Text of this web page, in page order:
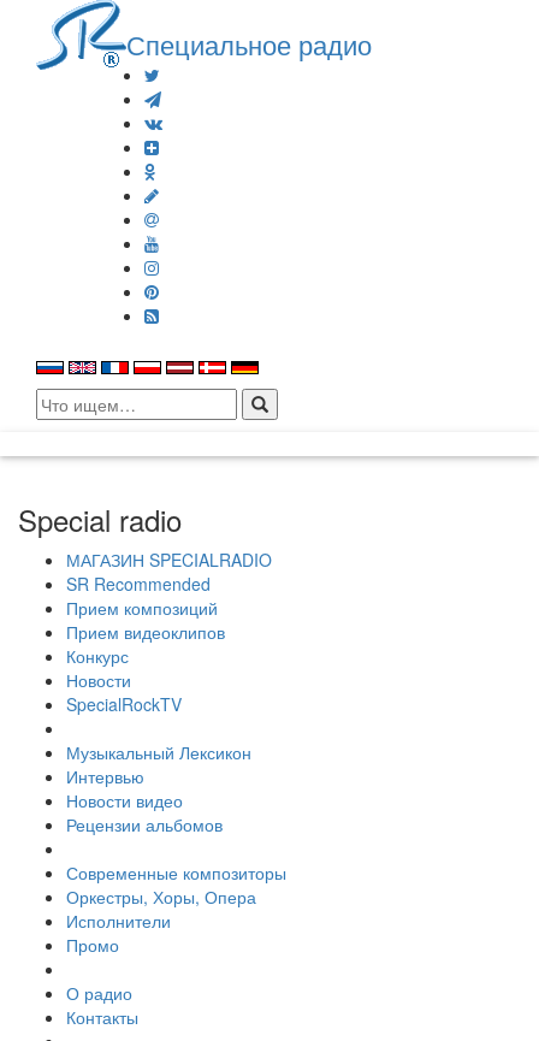
Специальное радио
Search
for:
Special radio
МАГАЗИН SPECIALRADIO
SR Recommended
Прием композиций
Прием видеоклипов
Конкурс
Новости
SpecialRockTV
Музыкальный Лексикон
Интервью
Новости видео
Рецензии альбомов
Современные композиторы
Оркестры, Хоры, Опера
Исполнители
Промо
О радио
Контакты